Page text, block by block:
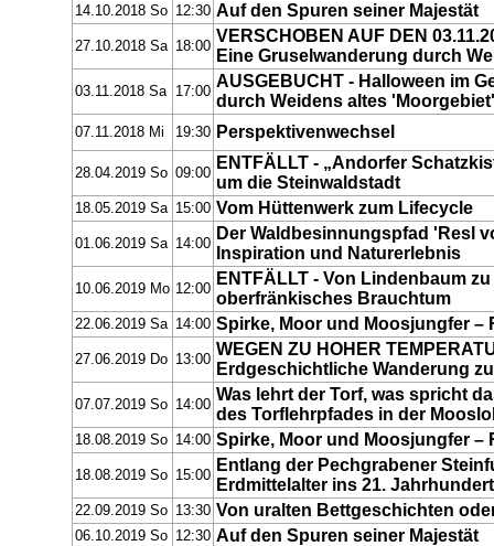
14.10.2018 So 12:30 Auf den Spuren seiner Majestät
27.10.2018 Sa 18:00
VERSCHOBEN AUF DEN
Eine Gruselwanderung durch
03.11.2018 Sa 17:00
AUSGEBUCHT - Halloween im
durch Weidens altes 'Moorgebiet'
07.11.2018 Mi 19:30 Perspektivenwechsel
28.04.2019 So 09:00
ENTFÄLLT - „Andorfer
um die Steinwaldstadt
18.05.2019 Sa 15:00 Vom Hüttenwerk zum Lifecycle
01.06.2019 Sa 14:00
Der Waldbesinnungspfad 'Resl
Inspiration und Naturerlebnis
10.06.2019 Mo 12:00
ENTFÄLLT - Von Lindenbaum
oberfränkisches Brauchtum
22.06.2019 Sa 14:00 Spirke, Moor und Moosjungfer –
27.06.2019 Do 13:00
WEGEN ZU HOHER
Erdgeschichtliche Wanderung
07.07.2019 So 14:00
Was lehrt der Torf, was spricht
des Torflehrpfades in der
18.08.2019 So 14:00 Spirke, Moor und Moosjungfer –
18.08.2019 So 15:00
Entlang der Pechgrabener
Erdmittelalter ins 21. Jahrhundert
22.09.2019 So 13:30 Von uralten Bettgeschichten
06.10.2019 So 12:30 Auf den Spuren seiner Majestät